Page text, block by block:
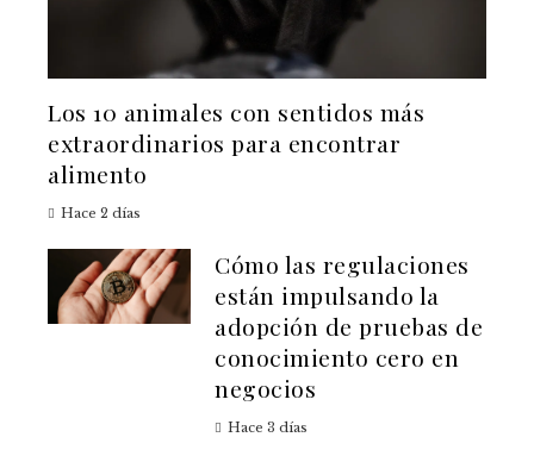
Los 10 animales con sentidos más
extraordinarios para encontrar
alimento
Hace 2 días
Cómo las regulaciones
están impulsando la
adopción de pruebas de
conocimiento cero en
negocios
Hace 3 días